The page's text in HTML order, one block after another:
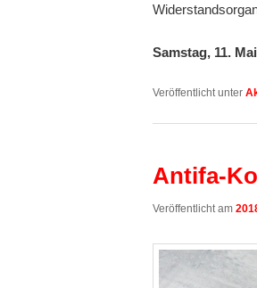
Samstag, 11.
Veröffentlicht unter
Antifa-
Veröffentlicht am